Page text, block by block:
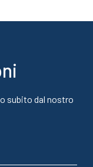
subito dal nostro